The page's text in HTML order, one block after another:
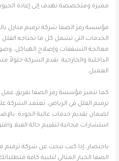
مميزة ومتخصصة تهدف إلى إعادة
مؤسسة رمز الصفا شركة ترميم منازل
الخدمات التي تشمل كل ما تحتاجه
معالجة التشققات وإصلاح الهياكل،
الداخلية والخارجية. تقدم الشركة
العميل.
كما تتميز مؤسسة رمز الصفا بفريق
ترميم الفلل في الرياض. تعتمد الشركة
لضمان تقديم خدمات عالية الجودة.
استشارات مجانية لتقييم حالة الفيلا
باختصار، إذا كنت تبحث عن شركة ترميم
الصفا الخيار المثالي لتلبية كافة